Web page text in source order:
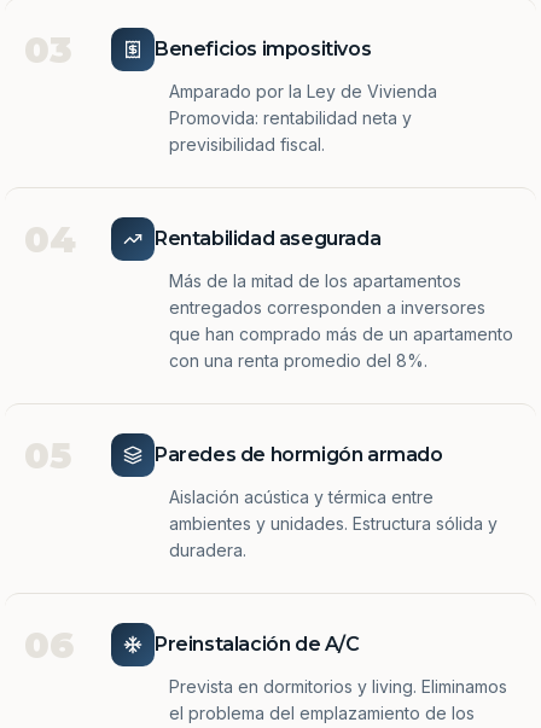
03 Beneficios impositivos
Amparado por la Ley de Vivienda
Promovida: rentabilidad neta y
previsibilidad fiscal.
04 Rentabilidad asegurada
Más de la mitad de los apartamentos
entregados corresponden a inversores
que han comprado más de un apartamento
con una renta promedio del 8%.
05 Paredes de hormigón armado
Aislación acústica y térmica entre
ambientes y unidades. Estructura sólida y
duradera.
06 Preinstalación de A/C
Prevista en dormitorios y living. Eliminamos
el problema del emplazamiento de los